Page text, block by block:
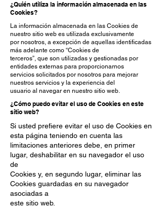
¿Quién utiliza la información almacenada en las
Cookies?
La información almacenada en las Cookies de
nuestro sitio web es utilizada exclusivamente
por nosotros, a excepción de aquellas identificadas
más adelante como “Cookies de
terceros”, que son utilizadas y gestionadas por
entidades externas para proporcionarnos
servicios solicitados por nosotros para mejorar
nuestros servicios y la experiencia del
usuario al navegar en nuestro sitio web.
¿Cómo puedo evitar el uso de Cookies en este
sitio web?
Si usted prefiere evitar el uso de Cookies en
esta página teniendo en cuenta las
limitaciones anteriores debe, en primer
lugar, deshabilitar en su navegador el uso
de
Cookies y, en segundo lugar, eliminar las
Cookies guardadas en su navegador
asociadas a
este sitio web.